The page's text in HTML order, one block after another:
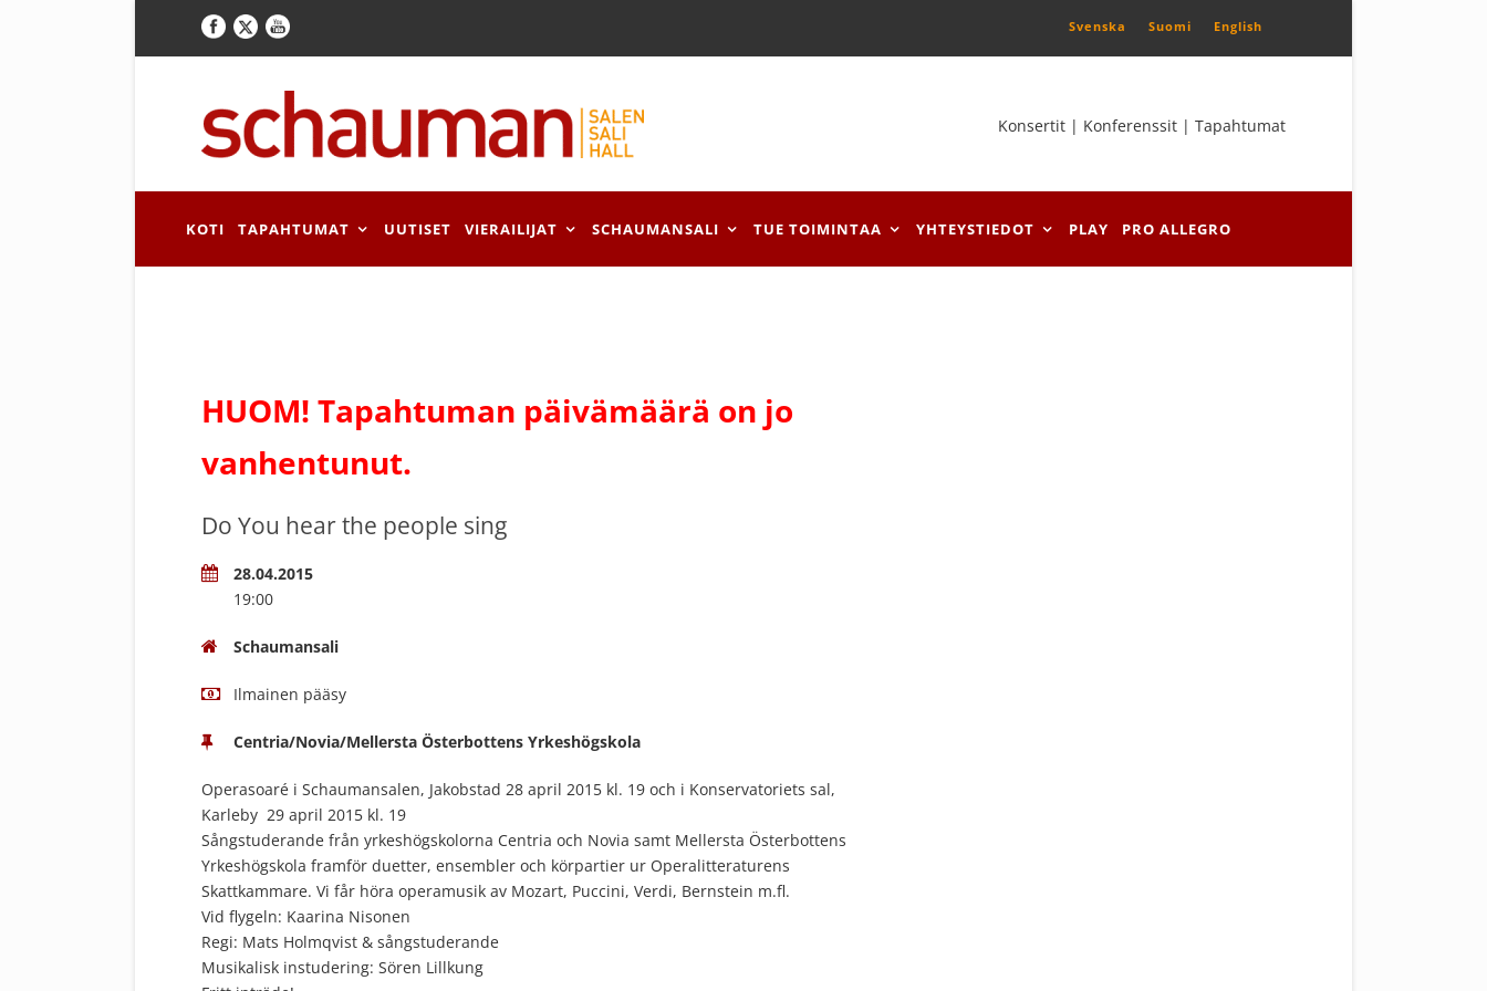
Svenska Suomi English
Konsertit | Konferenssit | Tapahtumat
KOTI TAPAHTUMAT UUTISET VIERAILIJAT SCHAUMANSALI TUE TOIMINTAA YHTEYSTIEDOT PLAY PRO ALLEGRO
HUOM! Tapahtuman päivämäärä on jo
vanhentunut.
Do You hear the people sing
28.04.2015
19:00
Schaumansali
Ilmainen pääsy
Centria/Novia/Mellersta Österbottens Yrkeshögskola
Operasoaré i Schaumansalen, Jakobstad 28 april 2015 kl. 19 och i Konservatoriets sal,
Karleby 29 april 2015 kl. 19
Sångstuderande från yrkeshögskolorna Centria och Novia samt Mellersta Österbottens
Yrkeshögskola framför duetter, ensembler och körpartier ur Operalitteraturens
Skattkammare. Vi får höra operamusik av Mozart, Puccini, Verdi, Bernstein m.fl.
Vid flygeln: Kaarina Nisonen
Regi: Mats Holmqvist & sångstuderande
Musikalisk instudering: Sören Lillkung